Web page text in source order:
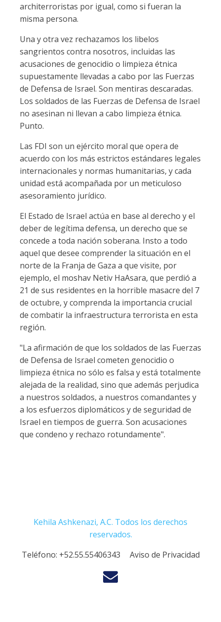
architerroristas por igual, como si fueran la
misma persona.
Una y otra vez rechazamos los libelos
sangrientos contra nosotros, incluidas las
acusaciones de genocidio o limpieza étnica
supuestamente llevadas a cabo por las Fuerzas
de Defensa de Israel. Son mentiras descaradas.
Los soldados de las Fuerzas de Defensa de Israel
no asesinan ni llevan a cabo limpieza étnica.
Punto.
Las FDI son un ejército moral que opera de
acuerdo con los más estrictos estándares legales
internacionales y normas humanitarias, y cada
unidad está acompañada por un meticuloso
asesoramiento jurídico.
El Estado de Israel actúa en base al derecho y el
deber de legítima defensa, un derecho que se
concede a toda nación soberana. Insto a todo
aquel que desee comprender la situación en el
norte de la Franja de Gaza a que visite, por
ejemplo, el moshav Netiv HaAsara, que perdió a
21 de sus residentes en la horrible masacre del 7
de octubre, y comprenda la importancia crucial
de combatir la infraestructura terrorista en esta
región.
"La afirmación de que los soldados de las Fuerzas
de Defensa de Israel cometen genocidio o
limpieza étnica no sólo es falsa y está totalmente
alejada de la realidad, sino que además perjudica
a nuestros soldados, a nuestros comandantes y
a los esfuerzos diplomáticos y de seguridad de
Israel en tiempos de guerra. Son acusaciones
que condeno y rechazo rotundamente".
Kehila Ashkenazi, A.C. Todos los derechos
reservados.
Teléfono: +52.55.55406343 Aviso de Privacidad